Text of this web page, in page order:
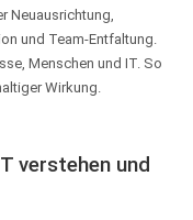
Neuausrichtung,
und Team-Entfaltung.
Menschen und IT. So
Wirkung.
verstehen und